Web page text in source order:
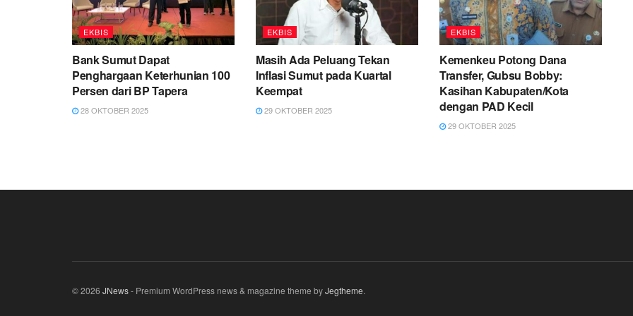
EKBIS
Bank Sumut Dapat
Penghargaan Keterhunian 100
Persen dari BP Tapera
28 OKTOBER 2025
EKBIS
Masih Ada Peluang Tekan
Inflasi Sumut pada Kuartal
Keempat
29 OKTOBER 2025
EKBIS
Kemenkeu Potong Dana
Transfer, Gubsu Bobby:
Kasihan Kabupaten/Kota
dengan PAD Kecil
29 OKTOBER 2025
© 2026 JNews- Premium WordPress news & magazine theme byJegtheme.